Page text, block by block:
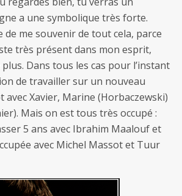
a une symbolique très forte.
de me souvenir de tout cela, parce
très présent dans mon esprit,
plus. Dans tous les cas pour l’instant
de travailler sur un nouveau
Xavier, Marine (Horbaczewski)
Mais on est tous très occupé :
5 ans avec Ibrahim Maalouf et
avec Michel Massot et Tuur